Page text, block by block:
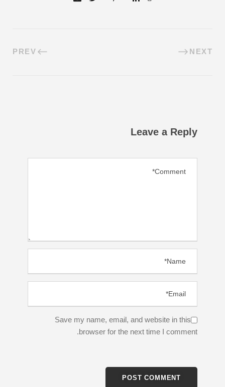
PREV NEXT
Leave a Reply
Save my name, email, and website in this
browser for the next time I comment.